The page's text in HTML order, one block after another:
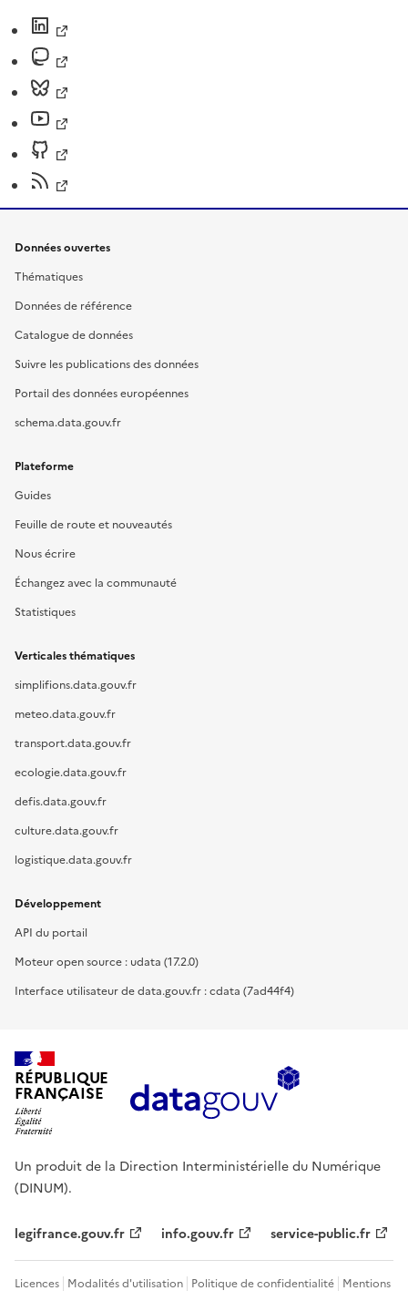
Données ouvertes
Thématiques
Données de référence
Catalogue de données
Suivre les publications des données
Portail des données européennes
schema.data.gouv.fr
Plateforme
Guides
Feuille de route et nouveautés
Nous écrire
Échangez avec la communauté
Statistiques
Verticales thématiques
simplifions.data.gouv.fr
meteo.data.gouv.fr
transport.data.gouv.fr
ecologie.data.gouv.fr
defis.data.gouv.fr
culture.data.gouv.fr
logistique.data.gouv.fr
Développement
API du portail
Moteur open source : udata (17.2.0)
Interface utilisateur de data.gouv.fr : cdata (7ad44f4)
RÉPUBLIQUE
FRANÇAISE
Un produit de la Direction Interministérielle du Numérique
(DINUM).
legifrance.gouv.fr info.gouv.fr service-public.fr
Licences Modalités d'utilisation Politique de confidentialité Mentions